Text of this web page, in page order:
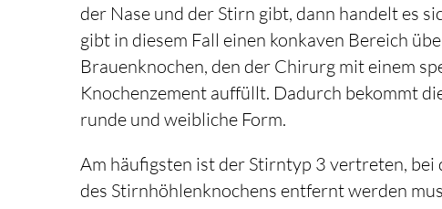
der Nase und der Stirn gibt, dann handelt es
gibt in diesem Fall einen konkaven Bereich
Brauenknochen, den der Chirurg mit einem
Knochenzement auffüllt. Dadurch bekommt
runde und weibliche Form.
Am häufigsten ist der Stirntyp 3 vertreten, bei
des Stirnhöhlenknochens entfernt werden